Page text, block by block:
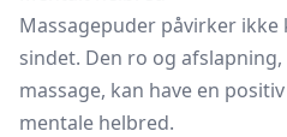
Massagepuder påvirker
sindet. Den ro og
massage, kan have en
mentale helbred.